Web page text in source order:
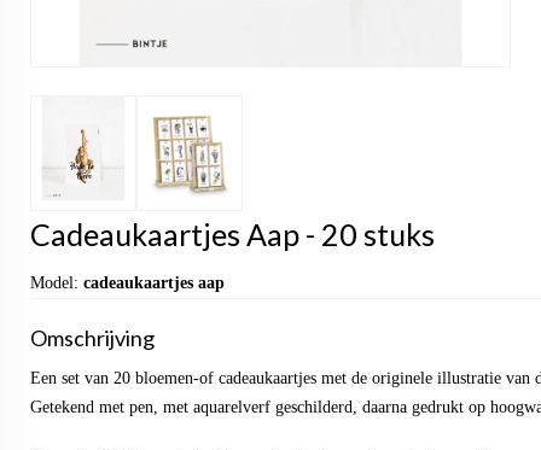
Cadeaukaartjes Aap - 20 stuks
Model: cadeaukaartjes aap
Omschrijving
Een set van 20 bloemen-of cadeaukaartjes met de originele illustratie van
Getekend met pen, met aquarelverf geschilderd, daarna gedrukt op